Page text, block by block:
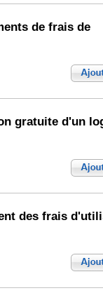
de frais de
gratuite d'un
des frais